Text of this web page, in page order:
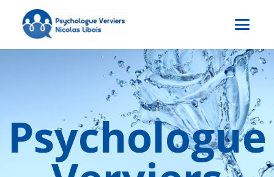
Psychologue